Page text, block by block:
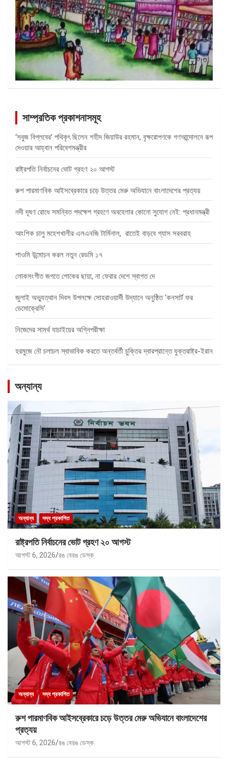
সাম্প্রতিক প্রকাশনাসমূহ
‘সবুজ বিপ্লবের’ পথিকৃৎ ছিলেন শহীদ জিয়াউর রহমান, বৃক্ষরোপণকে গণআন্দোলনে রূপ
দেওয়ার আহ্বান পরিবেশমন্ত্রীর
রাষ্ট্রপতি নির্বাচনের ভোট গ্রহণ ২০ আগস্ট
রুশ পারমাণবিক আইসব্রেকারে চড়ে উত্তর মেরু অভিযানে বাংলাদেশের প্রত্যয়
নদী দূষণ রোধে সমন্বিত পদক্ষেপ গ্রহণে অবহেলার কোনো সুযোগ নেই: প্রধানমন্ত্রী
আংশিক চালু মহেশখালীর এলএনজি টার্মিনাল, রাতেই বাড়বে গ্যাস সরবরাহ
শাওমি উন্মোচন করল নতুন রেডমি ১৭
লোকসংগীত জগতে শোকের ছায়া, না ফেরার দেশে স্বাগত দে
জুলাই অভ্যুত্থান দিবস উপলক্ষে সোহরাওয়ার্দী উদ্যানে অনুষ্ঠিত ‘কনসার্ট ফর
ডেমোক্রেসি’
নিজেদের সামর্থ যাচাইয়ের অগ্নিপরীক্ষা
হরমুজে নৌ চলাচল স্বাভাবিক করতে অন্তর্বর্তী চুক্তির দ্বারপ্রান্তে যুক্তরাষ্ট্র-ইরান
অন্যান্য
অন্যান্য সদ্য প্রকাশিত
রাষ্ট্রপতি নির্বাচনের ভোট গ্রহণ ২০ আগস্ট
আগস্ট 6, 2026 রঙ বেরঙ ডেস্ক
অন্যান্য সদ্য প্রকাশিত
রুশ পারমাণবিক আইসব্রেকারে চড়ে উত্তর মেরু অভিযানে বাংলাদেশের
প্রত্যয়
আগস্ট 6, 2026 রঙ বেরঙ ডেস্ক